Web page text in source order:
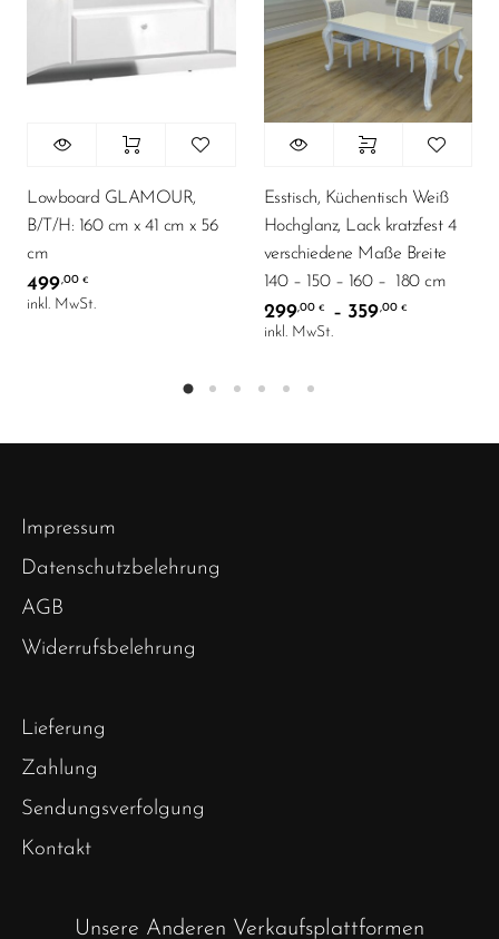
Lowboard GLAMOUR,
B/T/H: 160 cm x 41 cm x 56
cm
499,00 €
inkl. MwSt.
Esstisch, Küchentisch Weiß
Hochglanz, Lack kratzfest 4
verschiedene Maße Breite
140 – 150 – 160 – 180 cm
299,00€ – 359,00€
inkl. MwSt.
Impressum
Datenschutzbelehrung
AGB
Widerrufsbelehrung
Lieferung
Zahlung
Sendungsverfolgung
Kontakt
Unsere Anderen Verkaufsplattformen